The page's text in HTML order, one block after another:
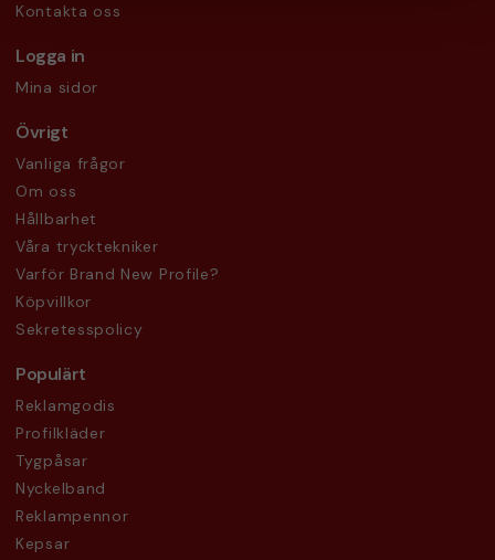
Kontakta oss
Logga in
Mina sidor
Övrigt
Vanliga frågor
Om oss
Hållbarhet
Våra trycktekniker
Varför Brand New Profile?
Köpvillkor
Sekretesspolicy
Populärt
Reklamgodis
Profilkläder
Tygpåsar
Nyckelband
Reklampennor
Kepsar